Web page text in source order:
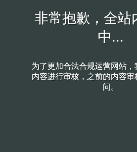
非常抱歉，全站
中...
为了更加合法合规运营网站
内容进行审核，之前的内容
问。
非常抱歉，全站
中...
为了更加合法合规运营网站
内容进行审核，之前的内容
问。